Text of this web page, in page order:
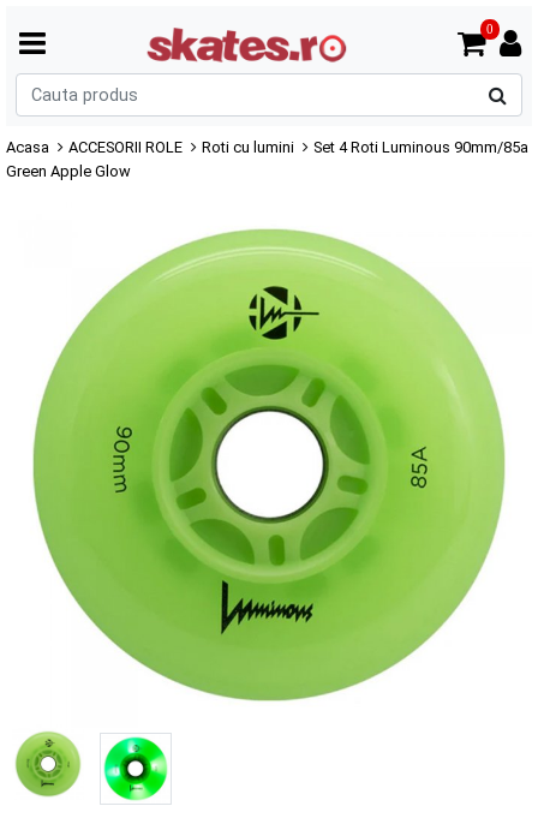
0
Acasa ACCESORII ROLE Roti cu lumini
Set 4 Roti Luminous 90mm/85a
Green Apple Glow